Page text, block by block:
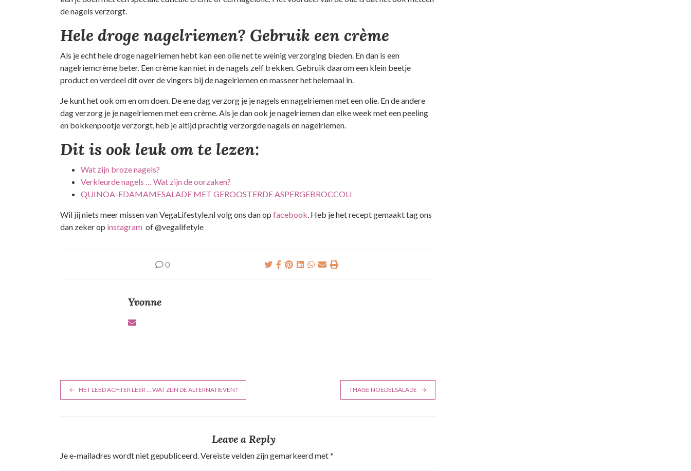
de nagels verzorgt.
Hele droge nagelriemen? Gebruik een crème
Als je echt hele droge nagelriemen hebt kan een olie net te weinig verzorging bieden. En dan is een
nagelriemcrème beter. Een crème kan niet in de nagels zelf trekken. Gebruik daarom een klein beetje
product en verdeel dit over de vingers bij de nagelriemen en masseer het helemaal in.
Je kunt het ook om en om doen. De ene dag verzorg je je nagels en nagelriemen met een olie. En de andere
dag verzorg je je nagelriemen met een crème. Als je dan ook je nagelriemen dan elke week met een peeling
en bokkenpootje verzorgt, heb je altijd prachtig verzorgde nagels en nagelriemen.
Dit is ook leuk om te lezen:
Wat zijn broze nagels?
Verkleurde nagels … Wat zijn de oorzaken?
QUINOA-EDAMAMESALADE MET GEROOSTERDE ASPERGEBROCCOLI
Wil jij niets meer missen van VegaLifestyle.nl volg ons dan op facebook. Heb je het recept gemaakt tag ons
dan zeker op instagram of @vegalifetyle
0
Yvonne
B
i
HET LEED ACHTER LEER … WAT ZIJN DE ALTERNATIEVEN? THAISE NOEDELSALADE
Leave a Reply
Je e-mailadres wordt niet gepubliceerd.Vereiste velden zijn gemarkeerd met*